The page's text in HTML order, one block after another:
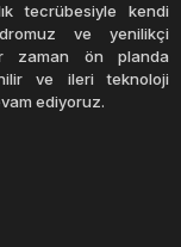
biridir.
üretilir.
bir tost
için
tecrübesiyle kendi
ve yenilikçi
zaman ön planda
ve ileri teknoloji
ediyoruz.